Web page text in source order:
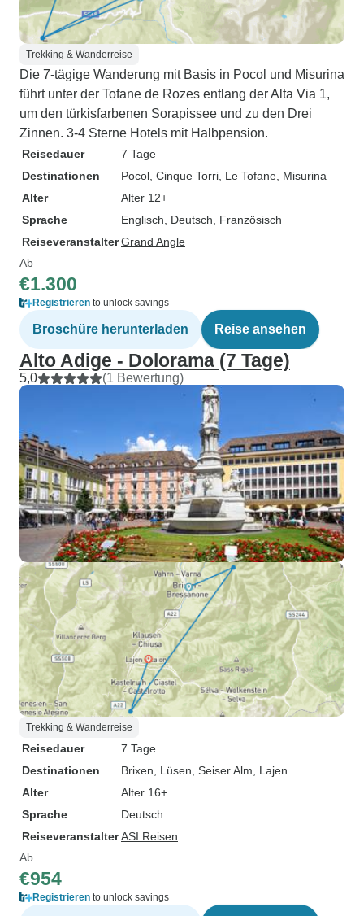
Trekking & Wanderreise
Die 7-tägige Wanderung mit Basis in Pocol und Misurina
führt unter der Tofane de Rozes entlang der Alta Via 1,
um den türkisfarbenen Sorapissee und zu den Drei
Zinnen. 3-4 Sterne Hotels mit Halbpension.
Reisedauer
7 Tage
Destinationen
Pocol , Cinque Torri , Le Tofane , Misurina
Alter
Alter 12+
Sprache
Englisch, Deutsch, Französisch
ReiseveranstalterGrand Angle
Ab
€1.300
Registrieren to unlock savings
Broschüre herunterladen Reise ansehen
Alto Adige - Dolorama (7 Tage)
5,0 (1 Bewertung)
Trekking & Wanderreise
Reisedauer
7 Tage
Destinationen
Brixen , Lüsen , Seiser Alm , Lajen
Alter
Alter 16+
Sprache
Deutsch
ReiseveranstalterASI Reisen
Ab
€954
Registrieren to unlock savings